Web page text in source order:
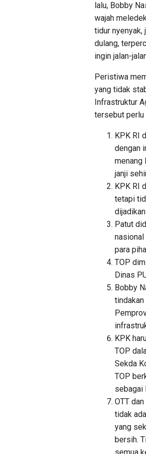
lalu, Bobby
wajah
tidur nyenyak,
dulang,
ingin jalan-
Peristiwa
yang tidak
Infrastruktur
tersebut perlu
KPK RI
dengan
menang
janji
KPK RI
tetapi
Patut
para
TOP
Dinas
Bobby
KPK
TOP
Sekda
TOP
sebagai
OTT
tidak
yang
bersih.